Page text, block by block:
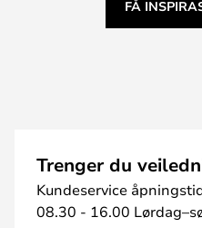
FÅ
Trenger du
Kundeservice
08.30 - 16.00